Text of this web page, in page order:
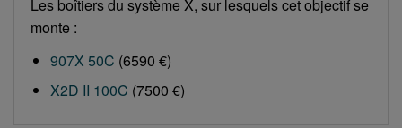
Les boîtiers du système X, sur lesquels cet objectif se
monte :
907X 50C (6590 €)
X2D II 100C (7500 €)